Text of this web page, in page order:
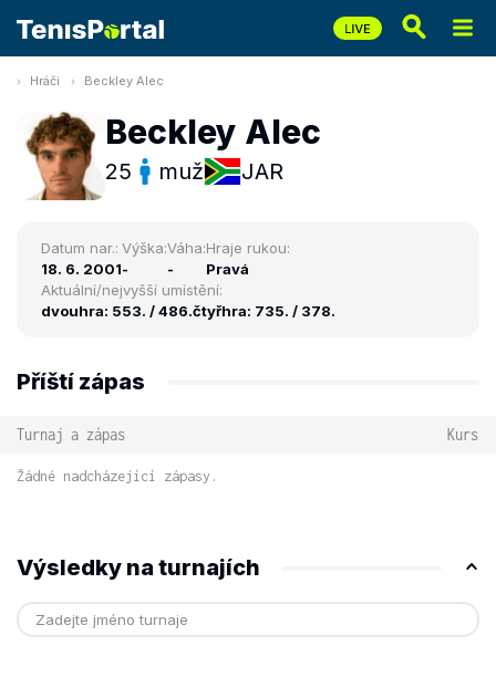
Hráči Beckley Alec
Beckley Alec
25 muž JAR
Datum nar.:
18. 6. 2001
Výška:
-
Váha:
-
Hraje rukou:
Pravá
Aktuální/nejvyšší umístění:
dvouhra: 553. / 486.čtyřhra: 735. / 378.
Příští zápas
Turnaj a zápas Kurs
Žádné nadcházející zápasy.
Výsledky na turnajích